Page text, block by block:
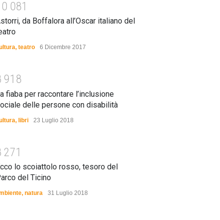
0 081
da Boffalora all’Oscar italiano del
, teatro 6 Dicembre 2017
91 8
fiaba per raccontare l’inclusione
delle persone con disabilità
, libri 23 Luglio 2018
271
lo scoiattolo rosso, tesoro del
del Ticino
, natura 31 Luglio 2018